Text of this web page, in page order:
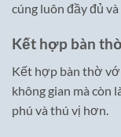
cúng luôn đầy đủ
Kết hợp bàn
Kết hợp bàn thờ
không gian mà còn
phú và thú vị hơn.